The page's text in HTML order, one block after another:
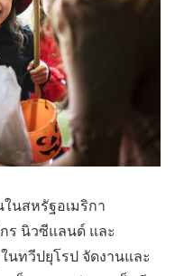
นสหรัฐอเมริกา
ร นิวซีแลนด์ และ
นทวีปยุโรป จัดงานและ